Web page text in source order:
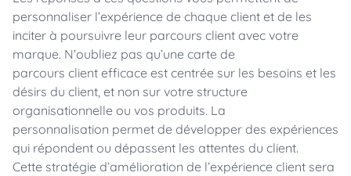
personnaliser l’expérience de chaque client et de les
inciter à poursuivre leur parcours client avec votre
marque. N’oubliez pas qu’une carte de
parcours client efficace est centrée sur les besoins et les
désirs du client, et non sur votre structure
organisationnelle ou vos produits. La
personnalisation permet de développer des expériences
qui répondent ou dépassent les attentes du client.
Cette stratégie d’amélioration de l’expérience client sera